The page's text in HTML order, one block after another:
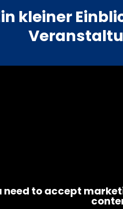
kleiner
need to accept